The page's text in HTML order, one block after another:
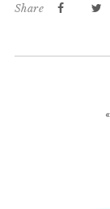
Share
«